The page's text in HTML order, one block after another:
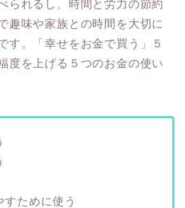
られるし、時間と労力の節約
趣味や家族との時間を大切に
す。「幸せをお金で買う」５
度を上げる５つのお金の使い
すために使う